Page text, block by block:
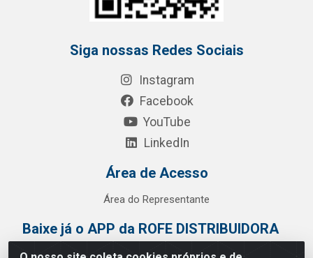
Siga nossas Redes Sociais
Instagram
Facebook
YouTube
LinkedIn
Área de Acesso
Área do Representante
Baixe já o APP da ROFE DISTRIBUIDORA